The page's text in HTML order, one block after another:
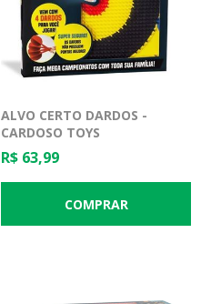
ALVO CERTO DARDOS -
CARDOSO TOYS
R$ 63,99